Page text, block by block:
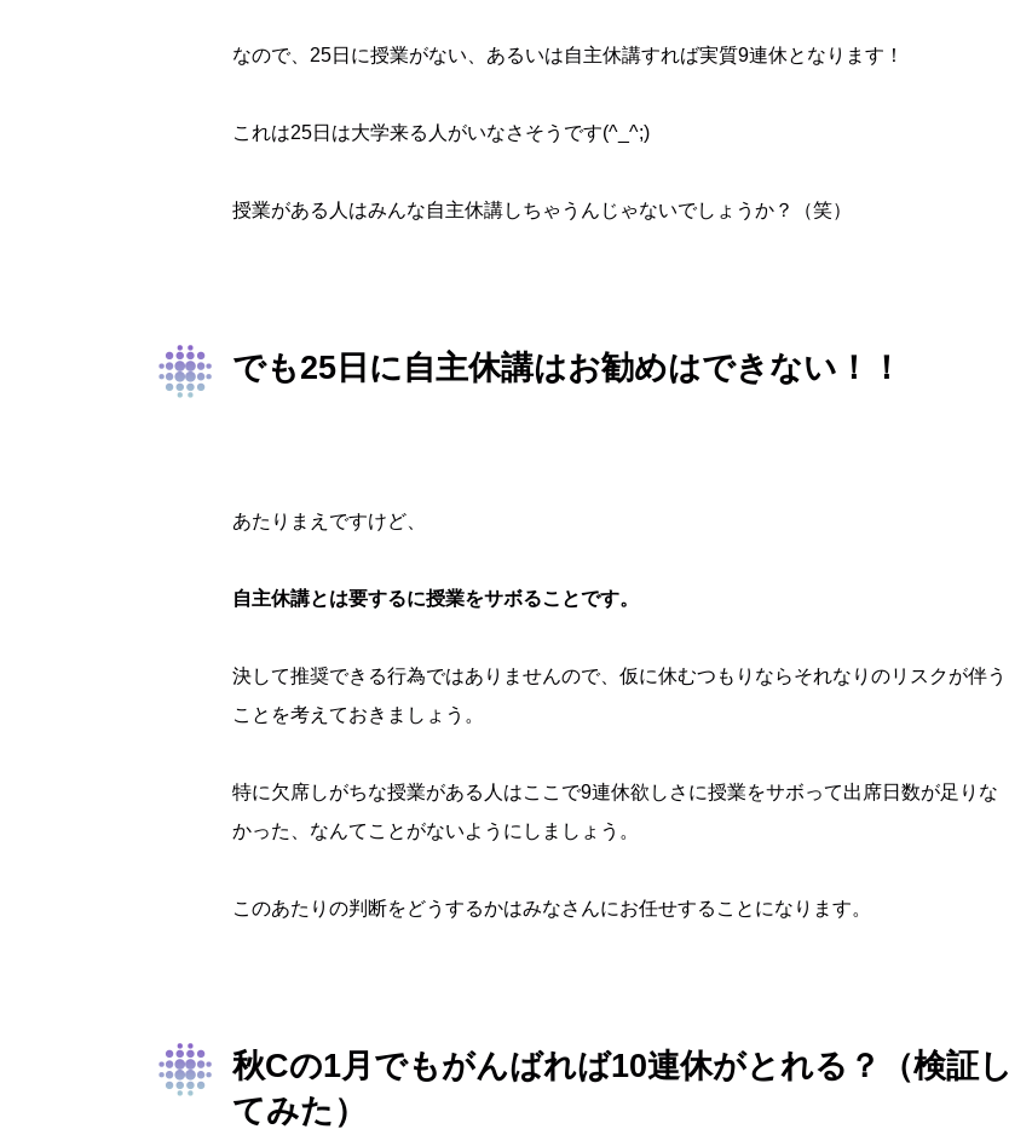
なので、25日に授業がない、あるいは自主休講すれば実質9連休となります！
これは25日は大学来る人がいなさそうです(^_^;)
授業がある人はみんな自主休講しちゃうんじゃないでしょうか？（笑）
でも25日に自主休講はお勧めはできない！！
あたりまえですけど、
自主休講とは要するに授業をサボることです。
決して推奨できる行為ではありませんので、仮に休むつもりならそれなりのリスクが伴う
ことを考えておきましょう。
特に欠席しがちな授業がある人はここで9連休欲しさに授業をサボって出席日数が足りな
かった、なんてことがないようにしましょう。
このあたりの判断をどうするかはみなさんにお任せすることになります。
秋Cの1月でもがんばれば10連休がとれる？（検証し
てみた）